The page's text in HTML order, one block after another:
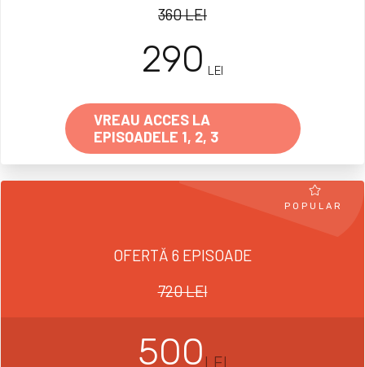
360 LEI
290 LEI
VREAU ACCES LA
EPISOADELE 1, 2, 3
POPULAR
OFERTĂ 6 EPISOADE
720 LEI
500 LEI